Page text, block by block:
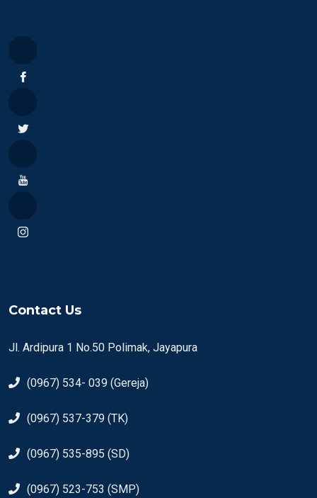
Contact Us
Jl. Ardipura 1 No.50 Polimak, Jayapura
(0967) 534- 039 (Gereja)
(0967) 537-379 (TK)
(0967) 535-895 (SD)
(0967) 523-753 (SMP)